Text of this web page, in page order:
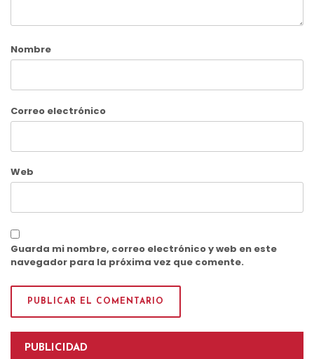
Nombre
Correo electrónico
Web
Guarda mi nombre, correo electrónico y web en este
navegador para la próxima vez que comente.
PUBLICIDAD